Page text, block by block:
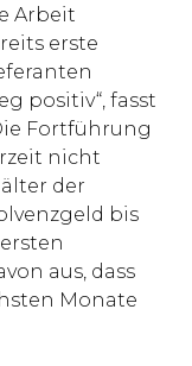
Arbeit
erste
positiv“, fasst
Fortführung
nicht
der
bis
aus, dass
Monate